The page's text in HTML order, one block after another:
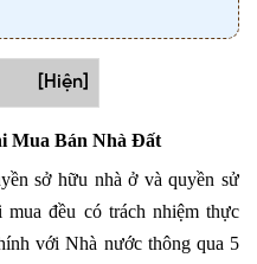
[Hiện]
Mua Bán Nhà Đất
sở hữu nhà ở và quyền sử
đều có trách nhiệm thực
với Nhà nước thông qua 5